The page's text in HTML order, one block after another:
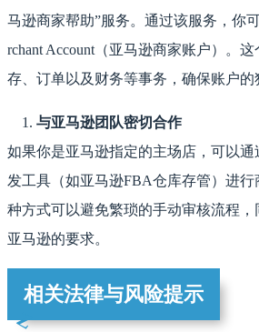
马逊商家帮助”服务。通过该服务，你
rchant Account（亚马逊商家账户）。
存、订单以及财务等事务，确保账户的
与亚马逊团队密切合作
如果你是亚马逊指定的主场店，可以
发工具（如亚马逊FBA仓库存管）进
种方式可以避免繁琐的手动审核流程
亚马逊的要求。
相关法律与风险提示